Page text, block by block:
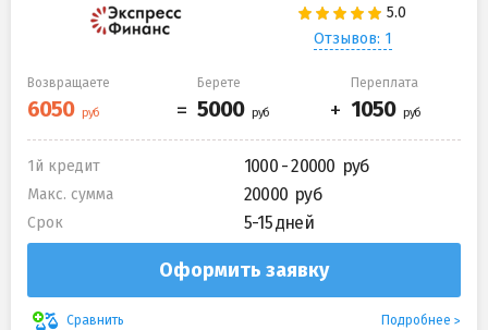
Отзывов: 1
Возвращаете Берете Переплата
1й кредит 1000 - 20000
Макс. сумма 20000
Срок 5-15 дней
Оформить заявку
Сравнить Подробнее